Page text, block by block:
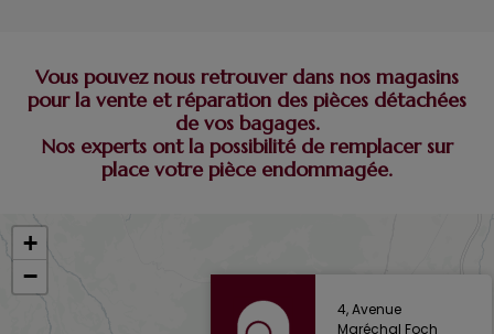
Vous pouvez nous retrouver dans nos magasins
pour la vente et réparation des pièces détachées
de vos bagages.
Nos experts ont la possibilité de remplacer sur
place votre pièce endommagée.
4, Avenue
Maréchal Foch
+
−